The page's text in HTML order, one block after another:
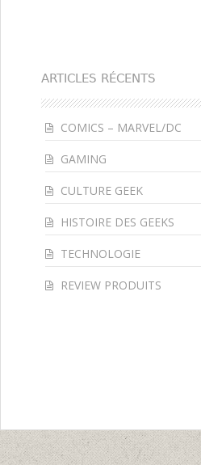
ARTICLES RÉCENTS
COMICS – MARVEL/DC
GAMING
CULTURE GEEK
HISTOIRE DES GEEKS
TECHNOLOGIE
REVIEW PRODUITS